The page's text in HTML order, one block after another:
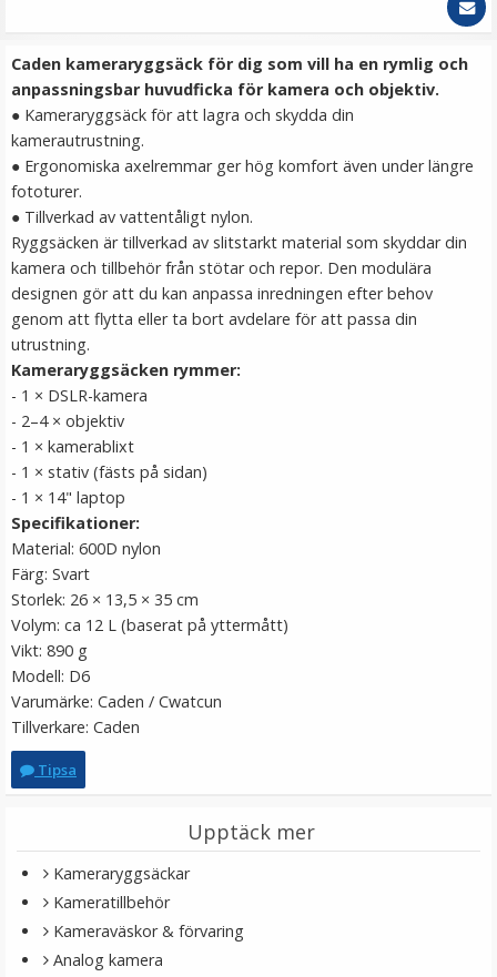
JJC Motljusskydd för Canon EF 40mm f/2.8 STM
motsvarar ES-52
★★★★★
LÄGG I VARUKORG
JJC Motljusskydd för Canon EF 28-135mm f/3.5-5.6 IS
USM motsvarar EW-78BII
★★★★
LÄGG I VARUKORG
Caden kameraryggsäck för dig som vill ha en rymlig och
anpassningsbar huvudficka för kamera och objektiv.
● Kameraryggsäck för att lagra och skydda din
kamerautrustning.
● Ergonomiska axelremmar ger hög komfort även under längre
fototurer.
● Tillverkad av vattentåligt nylon.
Ryggsäcken är tillverkad av slitstarkt material som skyddar din
kamera och tillbehör från stötar och repor. Den modulära
designen gör att du kan anpassa inredningen efter behov
genom att flytta eller ta bort avdelare för att passa din
utrustning.
Kameraryggsäcken rymmer:
- 1 × DSLR-kamera
- 2–4 × objektiv
- 1 × kamerablixt
- 1 × stativ (fästs på sidan)
- 1 × 14" laptop
Specifikationer:
Material: 600D nylon
Färg: Svart
Storlek: 26 × 13,5 × 35 cm
Volym: ca 12 L (baserat på yttermått)
Vikt: 890 g
Modell: D6
Varumärke: Caden / Cwatcun
Tillverkare: Caden
Tipsa
Upptäck mer
Kameraryggsäckar
Kameratillbehör
Kameraväskor & förvaring
Analog kamera